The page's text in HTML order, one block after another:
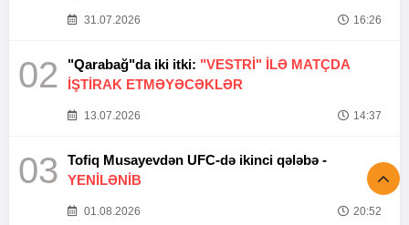
31.07.2026 16:26
02 "Qarabağ"da iki itki: "VESTRİ" İLƏ MATÇDA
İŞTİRAK ETMƏYƏCƏKLƏR
13.07.2026 14:37
03
Tofiq Musayevdən UFC-də ikinci qələbə -
YENİLƏNİB
01.08.2026 20:52